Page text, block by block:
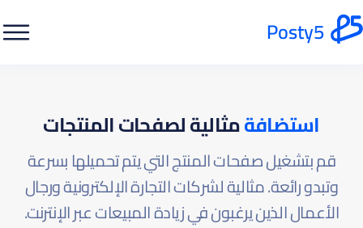
Posty5
استضافةمثالية لصفحات المنتجات
قم بتشغيل صفحات المنتج التي يتم تحميلها بسرعة
وتبدو رائعة. مثالية لشركات التجارة الإلكترونية ورجال
الأعمال الذين يرغبون في زيادة المبيعات عبر الإنترنت.